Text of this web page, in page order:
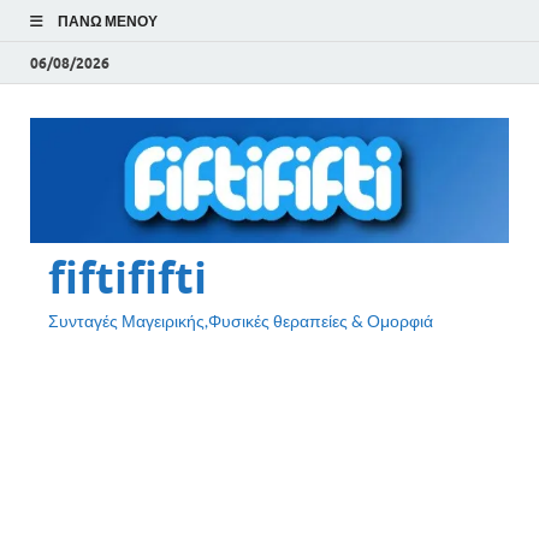
ΠΆΝΩ ΜΕΝΟΎ
06/08/2026
fiftififti
Συνταγές Μαγειρικής,Φυσικές θεραπείες & Ομορφιά